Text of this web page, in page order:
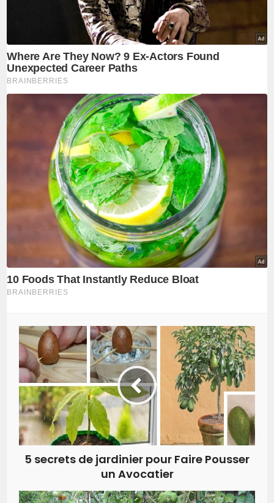
5 secrets de jardinier pour Faire Pousser
un Avocatier